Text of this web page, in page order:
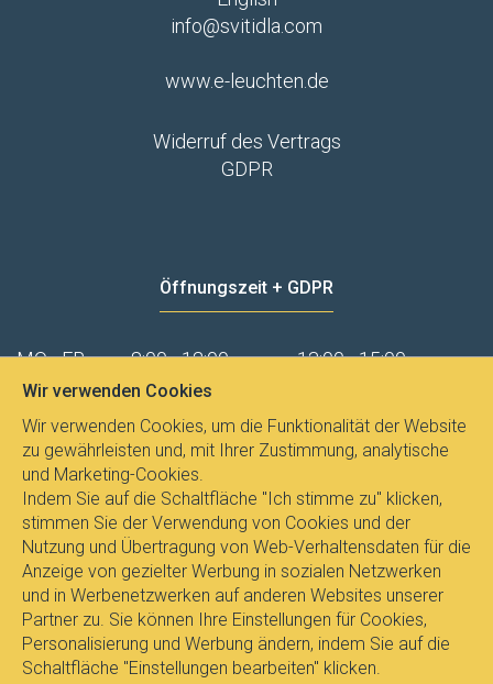
info@svitidla.com
www.e-leuchten.de
Widerruf des Vertrags
GDPR
Öffnungszeit + GDPR
MO - FR 8:00 - 12:00
13:00 - 15:00
Datenschutz
Wir verwenden Cookies
Wir verwenden Cookies, um die Funktionalität der Website
zu gewährleisten und, mit Ihrer Zustimmung, analytische
und Marketing-Cookies.
Indem Sie auf die Schaltfläche "Ich stimme zu" klicken,
stimmen Sie der Verwendung von Cookies und der
Nutzung und Übertragung von Web-Verhaltensdaten für die
Anzeige von gezielter Werbung in sozialen Netzwerken
und in Werbenetzwerken auf anderen Websites unserer
Partner zu. Sie können Ihre Einstellungen für Cookies,
Personalisierung und Werbung ändern, indem Sie auf die
Schaltfläche "Einstellungen bearbeiten" klicken.